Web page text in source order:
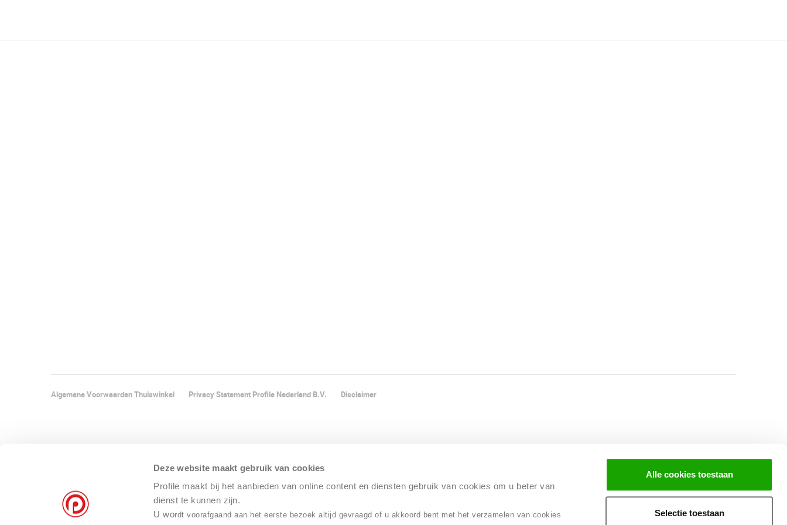
Deze website maakt gebruik van cookies
Profile maakt bij het aanbieden van online content en diensten gebruik van cookies om u beter van
dienst te kunnen zijn.
U wordt voorafgaand aan het eerste bezoek altijd gevraagd of u akkoord bent met het verzamelen van cookies
Alle cookies toestaan
Selectie toestaan
Algemene Voorwaarden Thuiswinkel Privacy Statement Profile Nederland B.V. Disclaimer